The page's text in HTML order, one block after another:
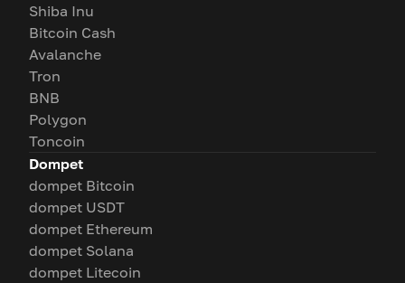
Shiba Inu
Bitcoin Cash
Avalanche
Tron
BNB
Polygon
Toncoin
Dompet
dompet Bitcoin
dompet USDT
dompet Ethereum
dompet Solana
dompet Litecoin